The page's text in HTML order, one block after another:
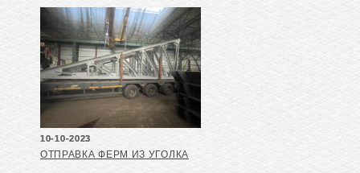
10-10-2023
ОТПРАВКА ФЕРМ ИЗ УГОЛКА